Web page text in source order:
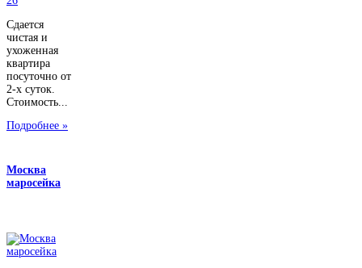
Сдается
чистая и
ухоженная
квартира
посуточно от
2-х суток.
Стоимость...
Подробнее »
Москва
маросейка